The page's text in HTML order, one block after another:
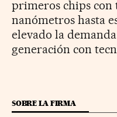
primeros chips con
nanómetros hasta
elevado la
generación con
SOBRE LA FIRMA